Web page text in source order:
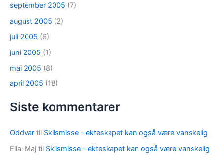
september 2005 (7)
august 2005 (2)
juli 2005 (6)
juni 2005 (1)
mai 2005 (8)
april 2005 (18)
Siste kommentarer
Oddvar til Skilsmisse – ekteskapet kan også være vanskelig
Ella-Maj til Skilsmisse – ekteskapet kan også være vanskelig